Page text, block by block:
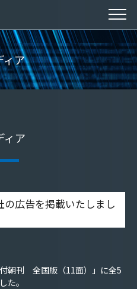
ィア
ィア
の広告を掲載いたしまし
朝刊 全国版（11面）」に全5
た。